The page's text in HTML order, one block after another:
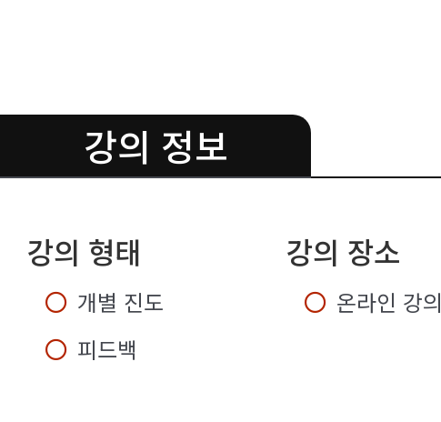
강의 정보
강의 형태
개별 진도
피드백
강의 장소
온라인 강의